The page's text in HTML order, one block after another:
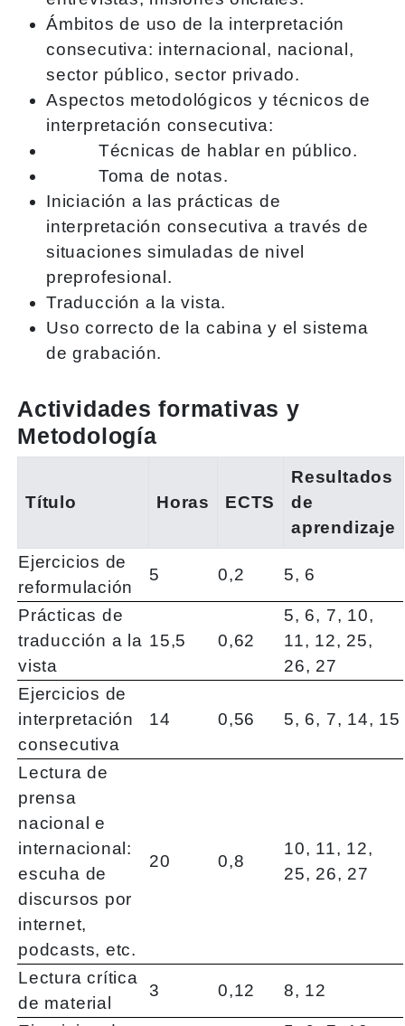
Ámbitos de uso de la interpretación
consecutiva: internacional, nacional,
sector público, sector privado.
Aspectos metodológicos y técnicos de
interpretación consecutiva:
Técnicas de hablar en público.
Toma de notas.
Iniciación a las prácticas de
interpretación consecutiva a través de
situaciones simuladas de nivel
preprofesional.
Traducción a la vista.
Uso correcto de la cabina y el sistema
de grabación.
Actividades formativas y
Metodología
Título Horas ECTS
Resultados
de
aprendizaje
Ejercicios de
reformulación
5 0,2 5, 6
Prácticas de
traducción a la
vista
15,5 0,62
5, 6, 7, 10,
11, 12, 25,
26, 27
Ejercicios de
interpretación
consecutiva
14 0,56 5, 6, 7, 14, 15
Lectura de
prensa
nacional e
internacional:
escuha de
discursos por
internet,
podcasts, etc.
20 0,8
10, 11, 12,
25, 26, 27
Lectura crítica
de material
3 0,12 8, 12